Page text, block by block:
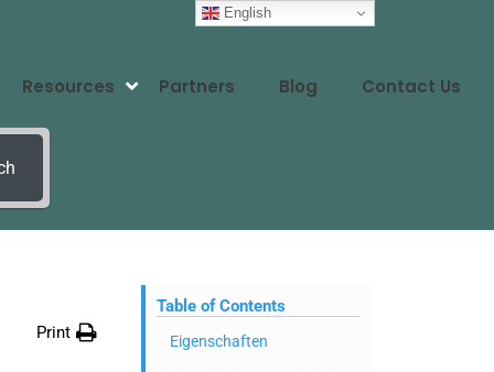
Resources Partners Blog Contact Us
Print
Table of Contents
Eigenschaften
English